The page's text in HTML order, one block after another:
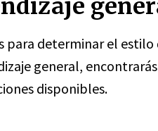
para determinar el estilo
general, encontrarás
disponibles.